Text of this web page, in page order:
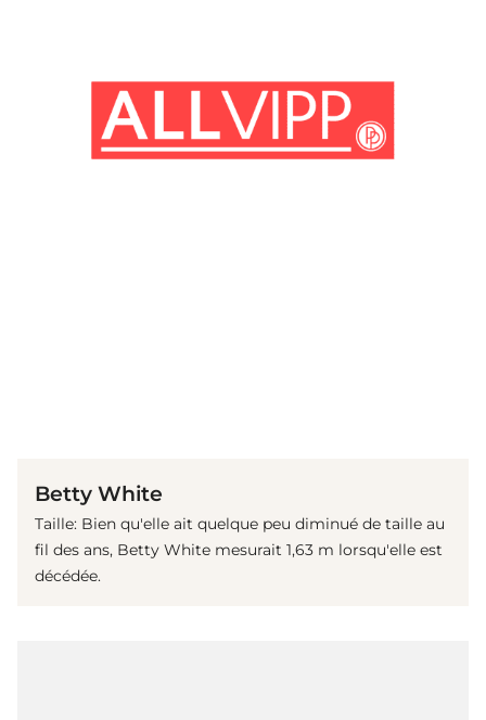
Betty White
Taille: Bien qu'elle ait quelque peu diminué de taille au
fil des ans, Betty White mesurait 1,63 m lorsqu'elle est
décédée.